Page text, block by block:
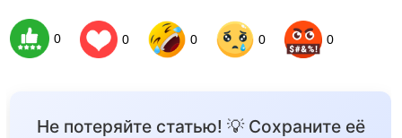
0 0 0 0 0
Не потеряйте статью! 💡 Сохраните её